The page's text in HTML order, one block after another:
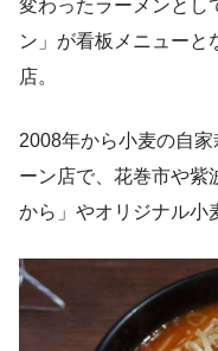
変わったラーメンとし
ン」が看板メニューと
店。
2008年から小麦の自
ーン店で、花巻市や紫
から」やオリジナル小